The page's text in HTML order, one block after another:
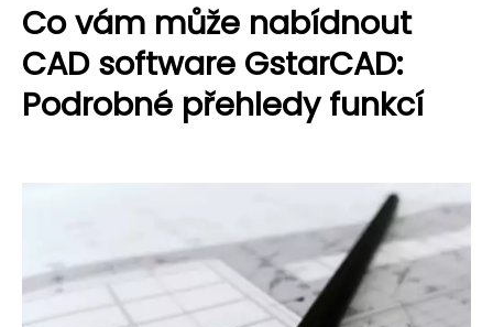
Co vám může nabídnout
CAD software GstarCAD:
Podrobné přehledy funkcí